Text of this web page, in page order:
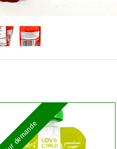
Sur demande